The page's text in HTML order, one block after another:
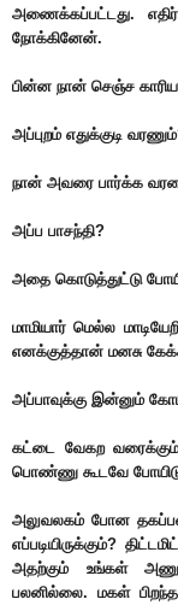
அணைக்கப்பட்டது.
நோக்கினேன்.
பின்ன நான் செஞ்ச
அப்புறம் எதுக்குடி
நான் அவரை பார்க்க
அப்ப பாசந்தி?
அதை கொடுத்துட்டு
மாமியார் மெல்ல
எனக்குத்தான் மனசு
அப்பாவுக்கு இன்னும்
கட்டை வேகற
பொண்ணு கூடவே
அலுவலகம் போன
எப்படியிருக்கும்?
அதற்கும் உங்கள்
பலனில்லை. மகள்